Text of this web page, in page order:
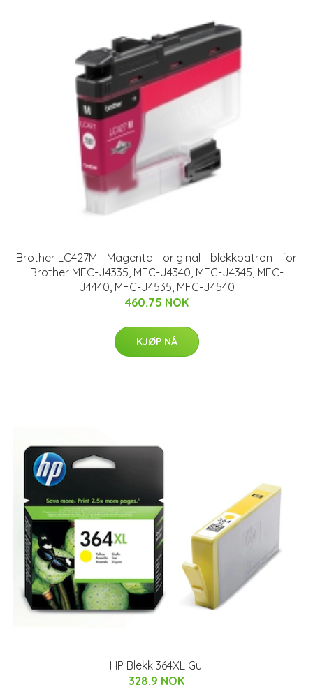
Brother LC427M - Magenta - original - blekkpatron - for
Brother MFC-J4335, MFC-J4340, MFC-J4345, MFC-
J4440, MFC-J4535, MFC-J4540
460.75 NOK
KJØP NÅ
HP Blekk 364XL Gul
328.9 NOK